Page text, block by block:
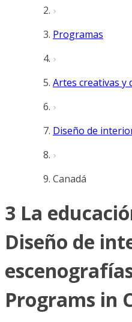
Programas
Artes creativas y
Diseño de
Canadá
3 La
Diseño de
Programs in